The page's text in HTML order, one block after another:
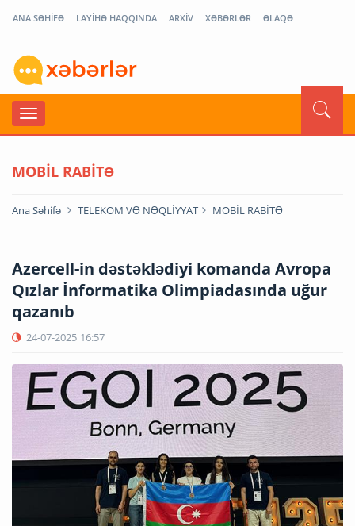
ANA SƏHİFƏ LAYİHƏ HAQQINDA ARXİV XƏBƏRLƏR ƏLAQƏ
MOBİL RABİTƏ
Ana Səhifə TELEKOM VƏ NƏQLİYYAT MOBİL RABİTƏ
Azercell-in dəstəklədiyi komanda Avropa
Qızlar İnformatika Olimpiadasında uğur
qazanıb
24-07-2025 16:57